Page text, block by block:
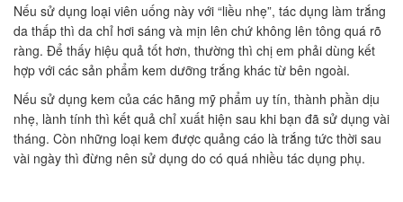
Nếu sử dụng loại viên uống này với “liều nhẹ”, tác dụng làm trắng
da thấp thì da chỉ hơi sáng và mịn lên chứ không lên tông quá rõ
ràng. Để thấy hiệu quả tốt hơn, thường thì chị em phải dùng kết
hợp với các sản phẩm kem dưỡng trắng khác từ bên ngoài.
Nếu sử dụng kem của các hãng mỹ phẩm uy tín, thành phần dịu
nhẹ, lành tính thì kết quả chỉ xuất hiện sau khi bạn đã sử dụng vài
tháng. Còn những loại kem được quảng cáo là trắng tức thời sau
vài ngày thì đừng nên sử dụng do có quá nhiều tác dụng phụ.